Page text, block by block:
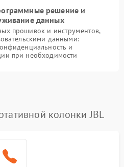
решение и
данных
прошивок и инструментов,
данными:
и
при необходимости
колонки JBL